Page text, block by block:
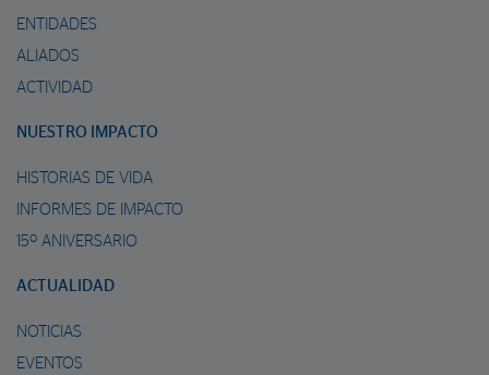
ENTIDADES
ALIADOS
ACTIVIDAD
NUESTRO IMPACTO
HISTORIAS DE VIDA
INFORMES DE IMPACTO
15º ANIVERSARIO
ACTUALIDAD
NOTICIAS
EVENTOS